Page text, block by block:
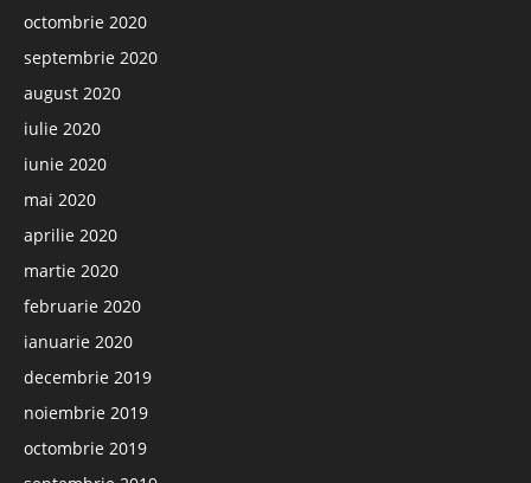
octombrie 2020
septembrie 2020
august 2020
iulie 2020
iunie 2020
mai 2020
aprilie 2020
martie 2020
februarie 2020
ianuarie 2020
decembrie 2019
noiembrie 2019
octombrie 2019